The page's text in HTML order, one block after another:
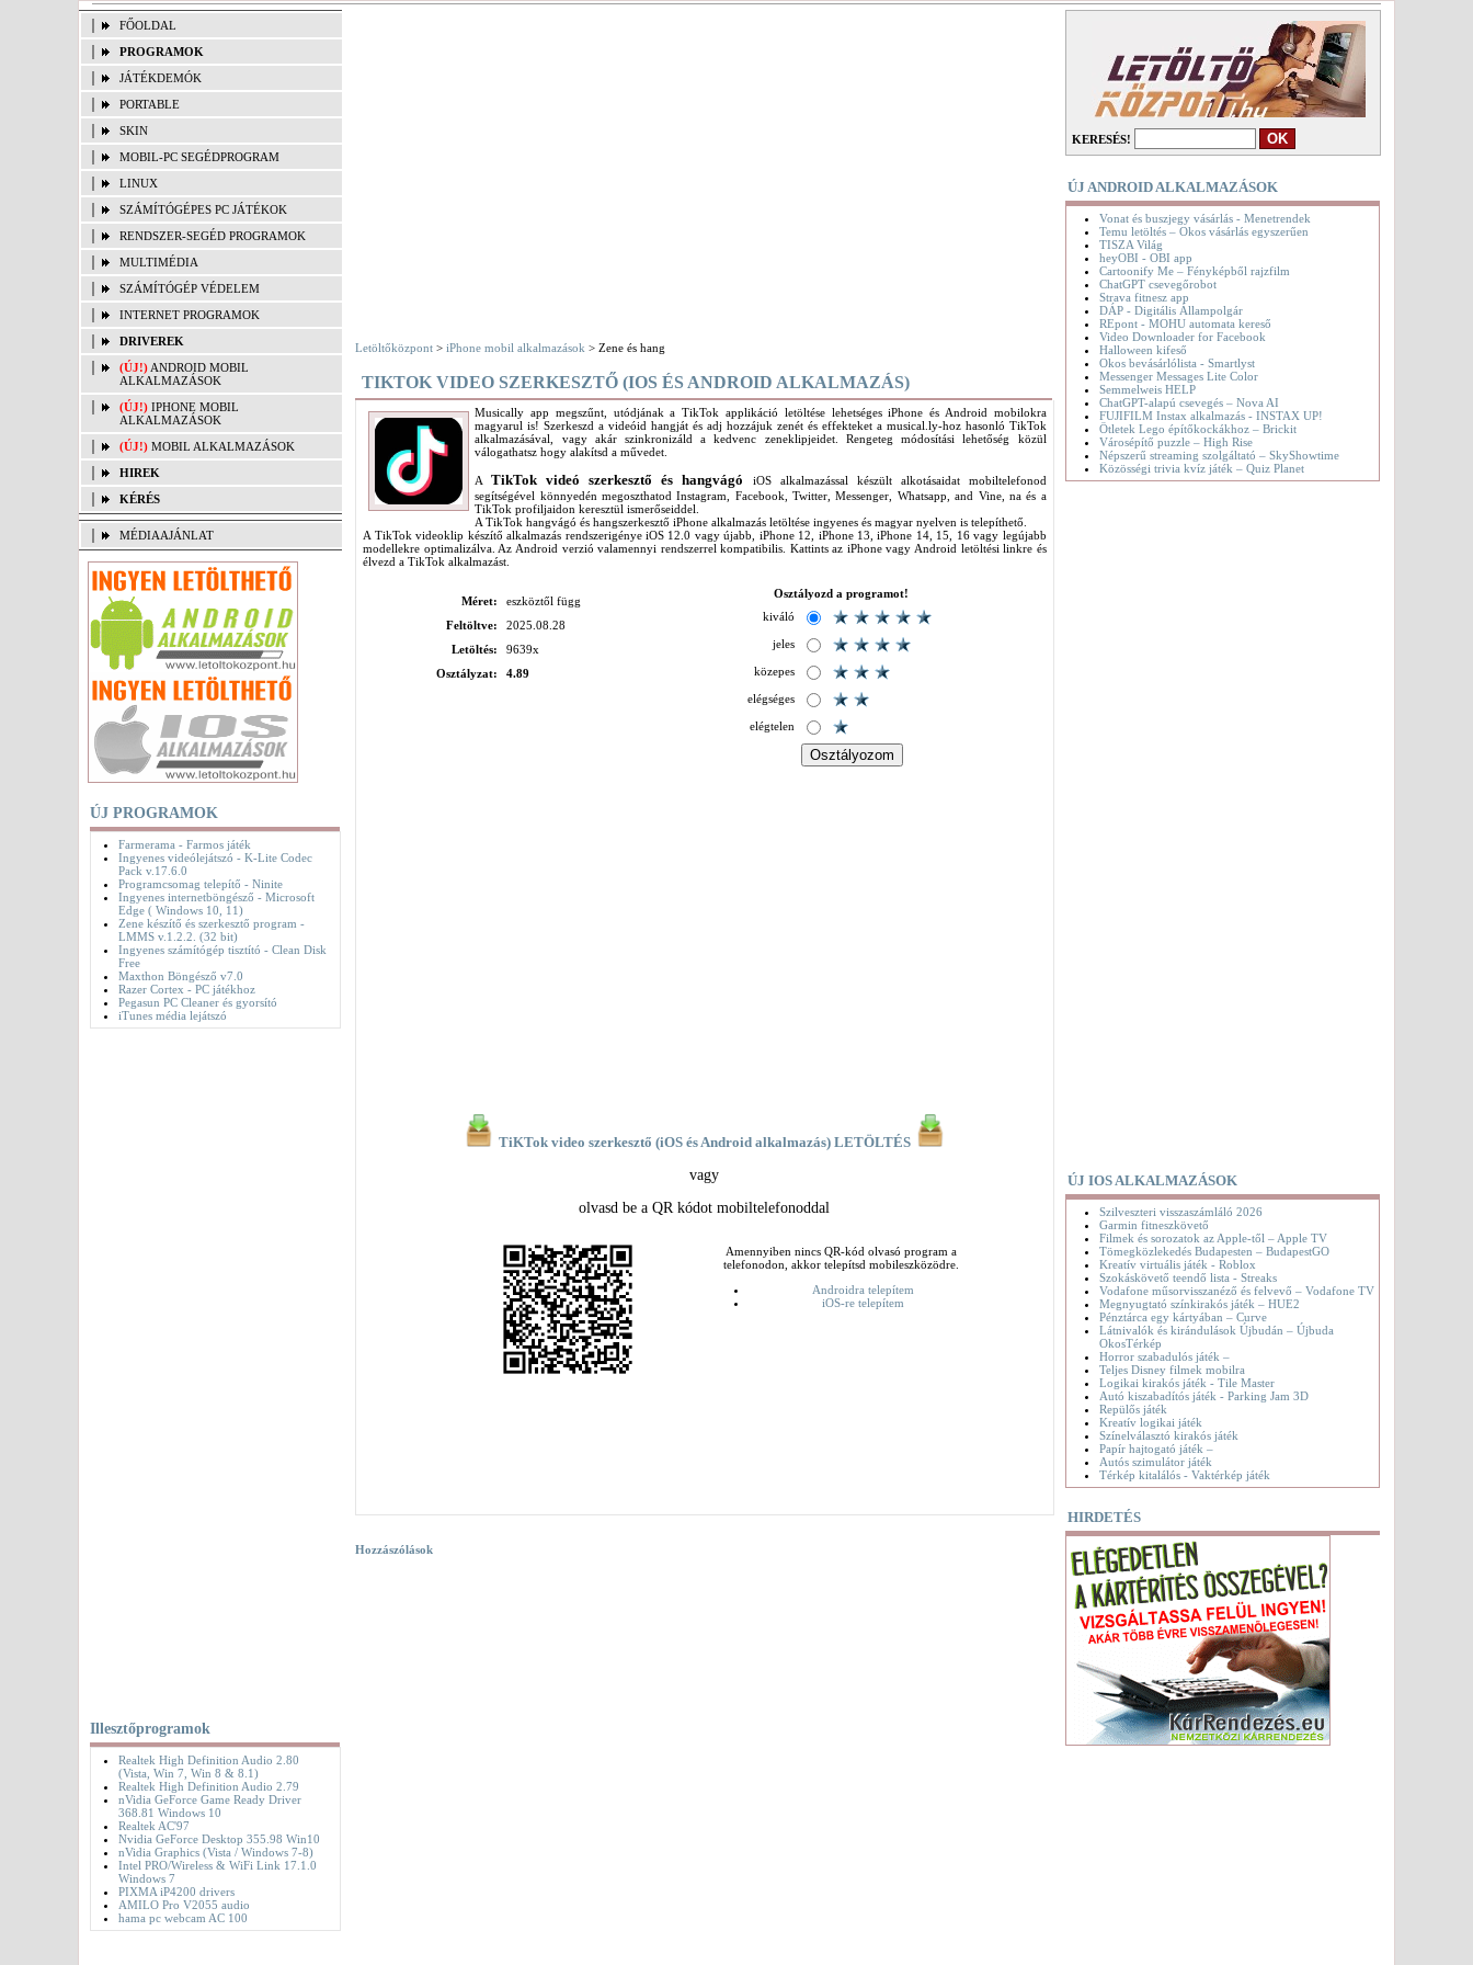
FŐOLDAL
PROGRAMOK
JÁTÉKDEMÓK
PORTABLE
SKIN
MOBIL-PC SEGÉDPROGRAM
LINUX
SZÁMÍTÓGÉPES PC JÁTÉKOK
RENDSZER-SEGÉD PROGRAMOK
MULTIMÉDIA
SZÁMÍTÓGÉP VÉDELEM
INTERNET PROGRAMOK
DRIVEREK
(ÚJ!) ANDROID MOBIL
ALKALMAZÁSOK
(ÚJ!) IPHONE MOBIL
ALKALMAZÁSOK
(ÚJ!) MOBIL ALKALMAZÁSOK
HIREK
KÉRÉS
MÉDIAAJÁNLAT
ÚJ PROGRAMOK
Farmerama - Farmos játék
Ingyenes videólejátszó - K-Lite Codec
Pack v.17.6.0
Programcsomag telepítő - Ninite
Ingyenes internetböngésző - Microsoft
Edge ( Windows 10, 11)
Zene készítő és szerkesztő program -
LMMS v.1.2.2. (32 bit)
Ingyenes számítógép tisztító - Clean Disk
Free
Maxthon Böngésző v7.0
Razer Cortex - PC játékhoz
Pegasun PC Cleaner és gyorsító
iTunes média lejátszó
Illesztőprogramok
Realtek High Definition Audio 2.80
(Vista, Win 7, Win 8 & 8.1)
Realtek High Definition Audio 2.79
nVidia GeForce Game Ready Driver
368.81 Windows 10
Realtek AC'97
Nvidia GeForce Desktop 355.98 Win10
nVidia Graphics (Vista / Windows 7-8)
Intel PRO/Wireless & WiFi Link 17.1.0
Windows 7
PIXMA iP4200 drivers
AMILO Pro V2055 audio
hama pc webcam AC 100
Letöltőközpont > iPhone mobil alkalmazások > Zene és hang
TIKTOK VIDEO SZERKESZTŐ (IOS ÉS ANDROID ALKALMAZÁS)
Musically app megszűnt, utódjának a TikTok applikáció letöltése lehetséges iPhone és Android mobilokra
magyarul is! Szerkeszd a videóid hangját és adj hozzájuk zenét és effekteket a musical.ly-hoz hasonló TikTok
alkalmazásával, vagy akár szinkronizáld a kedvenc zeneklipjeidet. Rengeteg módosítási lehetőség közül
válogathatsz hogy alakítsd a művedet.
ATikTok videó szerkesztő és hangvágó
iOS alkalmazással készült alkotásaidat mobiltelefonod
segítségével könnyedén megoszthatod Instagram, Facebook, Twitter, Messenger, Whatsapp, and Vine, na és a
TikTok profiljaidon keresztül ismerőseiddel.
A TikTok hangvágó és hangszerkesztő iPhone alkalmazás letöltése ingyenes és magyar nyelven is telepíthető.
A TikTok videoklip készítő alkalmazás rendszerigénye iOS 12.0 vagy újabb, iPhone 12, iPhone 13, iPhone 14, 15, 16 vagy legújabb
modellekre optimalizálva. Az Android verzió valamennyi rendszerrel kompatibilis. Kattints az iPhone vagy Android letöltési linkre és
élvezd a TikTok alkalmazást.
Méret:
eszköztől függ
Feltöltve:
2025.08.28
Letöltés:
9639x
Osztályzat:
4.89
Osztályozd a programot!
kiváló
jeles
közepes
elégséges
elégtelen
TiKTok video szerkesztő (iOS és Android alkalmazás) LETÖLTÉS
vagy
olvasd be a QR kódot mobiltelefonoddal
Amennyiben nincs QR-kód olvasó program a
telefonodon, akkor telepítsd mobileszközödre.
Androidra telepítem
iOS-re telepítem
Hozzászólások
KERESÉS!
ÚJ ANDROID ALKALMAZÁSOK
Vonat és buszjegy vásárlás - Menetrendek
Temu letöltés – Okos vásárlás egyszerűen
TISZA Világ
heyOBI - OBI app
Cartoonify Me – Fényképből rajzfilm
ChatGPT csevegőrobot
Strava fitnesz app
DÁP - Digitális Állampolgár
REpont - MOHU automata kereső
Video Downloader for Facebook
Halloween kifeső
Okos bevásárlólista - Smartlyst
Messenger Messages Lite Color
Semmelweis HELP
ChatGPT-alapú csevegés – Nova AI
FUJIFILM Instax alkalmazás - INSTAX UP!
Ötletek Lego építőkockákhoz – Brickit
Városépítő puzzle – High Rise
Népszerű streaming szolgáltató – SkyShowtime
Közösségi trivia kvíz játék – Quiz Planet
ÚJ IOS ALKALMAZÁSOK
Szilveszteri visszaszámláló 2026
Garmin fitneszkövető
Filmek és sorozatok az Apple-től – Apple TV
Tömegközlekedés Budapesten – BudapestGO
Kreatív virtuális játék - Roblox
Szokáskövető teendő lista - Streaks
Vodafone műsorvisszanéző és felvevő – Vodafone TV
Megnyugtató színkirakós játék – HUE2
Pénztárca egy kártyában – Curve
Látnivalók és kirándulások Újbudán – Újbuda
OkosTérkép
Horror szabadulós játék –
Teljes Disney filmek mobilra
Logikai kirakós játék - Tile Master
Autó kiszabadítós játék - Parking Jam 3D
Repülős játék
Kreatív logikai játék
Színelválasztó kirakós játék
Papír hajtogató játék –
Autós szimulátor játék
Térkép kitalálós - Vaktérkép játék
HIRDETÉS